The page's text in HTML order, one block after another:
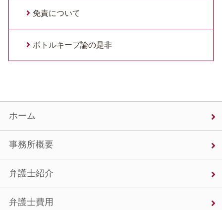
免責について
ボトルキープ論の是非
ホーム
事務所概要
弁護士紹介
弁護士費用